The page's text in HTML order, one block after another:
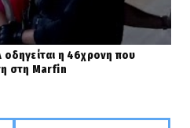
οδηγείται η 46χρονη που
στη Marfin